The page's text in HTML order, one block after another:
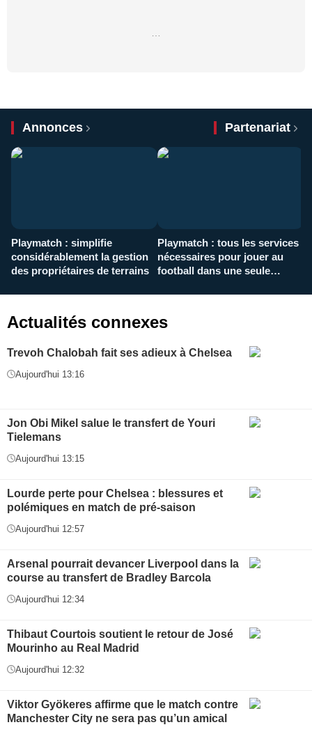
Annonces Partenariat
Playmatch : simplifie
considérablement la gestion
des propriétaires de terrains
Playmatch : tous les services
nécessaires pour jouer au
football dans une seule
Actualités connexes
Trevoh Chalobah fait ses adieux à Chelsea
Aujourd'hui 13:16
Jon Obi Mikel salue le transfert de Youri
Tielemans
Aujourd'hui 13:15
Lourde perte pour Chelsea : blessures et
polémiques en match de pré-saison
Aujourd'hui 12:57
Arsenal pourrait devancer Liverpool dans la
course au transfert de Bradley Barcola
Aujourd'hui 12:34
Thibaut Courtois soutient le retour de José
Mourinho au Real Madrid
Aujourd'hui 12:32
Viktor Gyökeres affirme que le match contre
Manchester City ne sera pas qu’un amical